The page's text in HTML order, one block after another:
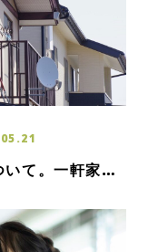
て。一軒家は